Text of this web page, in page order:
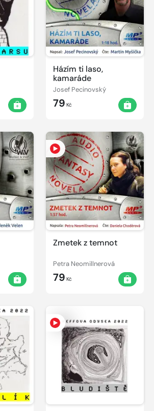
Házím ti laso,
kamaráde
Josef Pecinovský
79 Kč
Zmetek z temnot
Petra Neomillnerová
79 Kč